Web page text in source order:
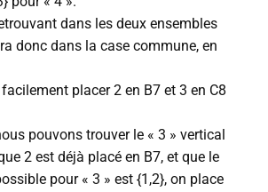
dans les deux ensembles
donc dans la case commune, en
placer 2 en B7 et 3 en C8
pouvons trouver le « 3 » vertical
2 est déjà placé en B7, et que le
pour « 3 » est {1,2}, on place